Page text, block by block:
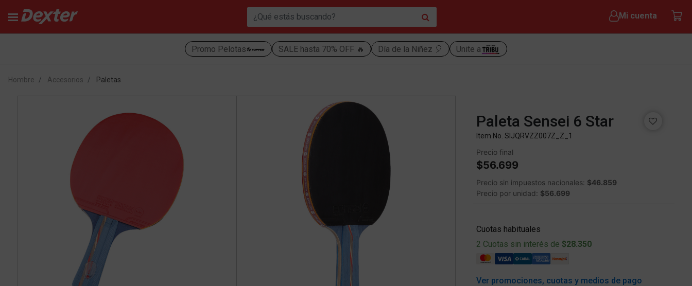
Mi cuenta
Promo Pelotas SALE hasta 70% OFF 🔥 Día de la Niñez 🎈 Unite a
Hombre Accesorios Paletas
Paleta Sensei 6 Star
Item No. SIJQRVZZ007Z_Z_1
Precio final
$56.699
Precio sin impuestos nacionales: $46.859
Precio por unidad: $56.699
Cuotas habituales
2 Cuotas sin interés de $28.350
Ver promociones, cuotas y medios de pago